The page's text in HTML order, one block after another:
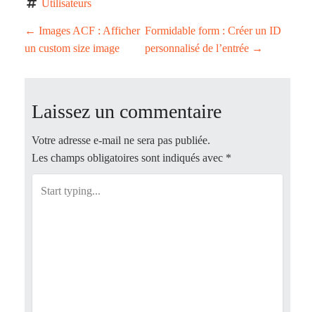
Utilisateurs
P
n
← Images ACF : Afficher
un custom size image
Formidable form : Créer un ID
personnalisé de l’entrée →
Laissez un commentaire
Votre adresse e-mail ne sera pas publiée.
Les champs obligatoires sont indiqués avec *